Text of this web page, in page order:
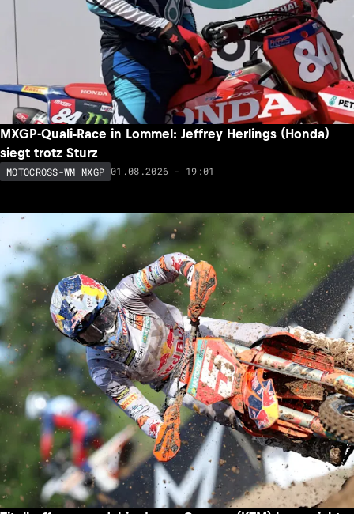
MXGP-Quali-Race in Lommel: Jeffrey Herlings (Honda)
siegt trotz Sturz
MOTOCROSS-WM MXGP 01.08.2026 - 19:01